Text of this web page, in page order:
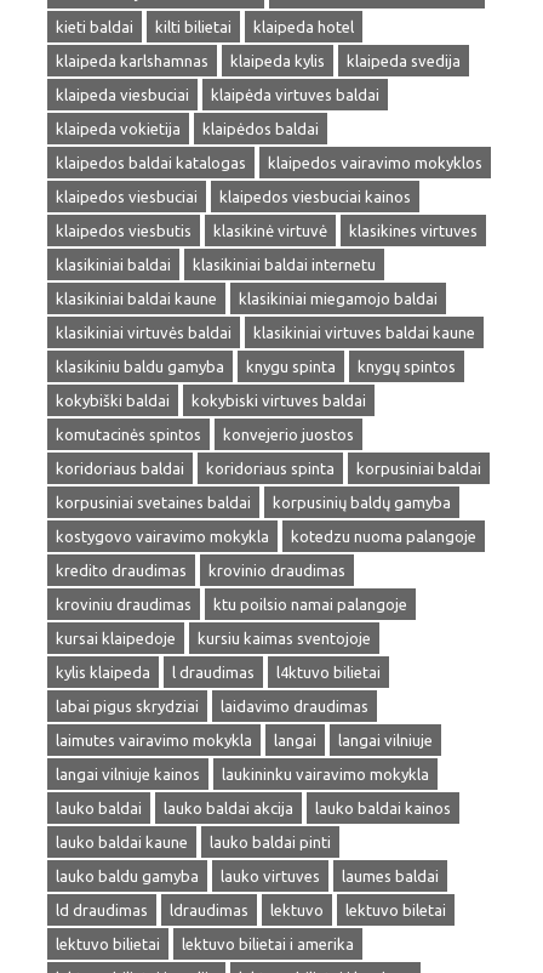
kieti baldai
kilti bilietai
klaipeda hotel
klaipeda karlshamnas
klaipeda kylis
klaipeda svedija
klaipeda viesbuciai
klaipėda virtuves baldai
klaipeda vokietija
klaipėdos baldai
klaipedos baldai katalogas
klaipedos vairavimo mokyklos
klaipedos viesbuciai
klaipedos viesbuciai kainos
klaipedos viesbutis
klasikinė virtuvė
klasikines virtuves
klasikiniai baldai
klasikiniai baldai internetu
klasikiniai baldai kaune
klasikiniai miegamojo baldai
klasikiniai virtuvės baldai
klasikiniai virtuves baldai kaune
klasikiniu baldu gamyba
knygu spinta
knygų spintos
kokybiški baldai
kokybiski virtuves baldai
komutacinės spintos
konvejerio juostos
koridoriaus baldai
koridoriaus spinta
korpusiniai baldai
korpusiniai svetaines baldai
korpusinių baldų gamyba
kostygovo vairavimo mokykla
kotedzu nuoma palangoje
kredito draudimas
krovinio draudimas
kroviniu draudimas
ktu poilsio namai palangoje
kursai klaipedoje
kursiu kaimas sventojoje
kylis klaipeda
l draudimas
l4ktuvo bilietai
labai pigus skrydziai
laidavimo draudimas
laimutes vairavimo mokykla
langai
langai vilniuje
langai vilniuje kainos
laukininku vairavimo mokykla
lauko baldai
lauko baldai akcija
lauko baldai kainos
lauko baldai kaune
lauko baldai pinti
lauko baldu gamyba
lauko virtuves
laumes baldai
ld draudimas
ldraudimas lektuvo
lektuvo biletai
lektuvo bilietai
lektuvo bilietai i amerika